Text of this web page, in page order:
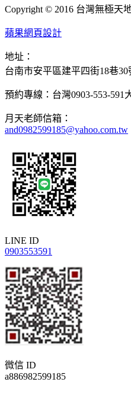
Copyright © 2016 台灣無極天
蘋果網頁設計
地址：
台南市安平區建平四街18巷
預約專線：台灣0903-553-591
月天老師信箱：
and0982599185@yahoo.com.tw
LINE ID
0903553591
微信 ID
a886982599185